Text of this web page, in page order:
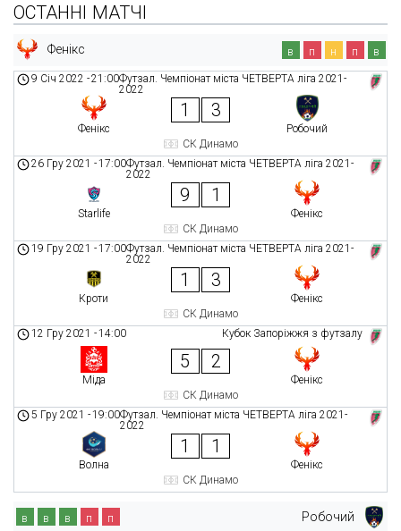
ОСТАННІ МАТЧІ
Фенікс в п н п в
Футзал. Чемпіонат міста ЧЕТВЕРТА ліга 2021-
2022
9 Січ 2022 -21:00
Фенікс
1 3
Робочий
СК Динамо
Футзал. Чемпіонат міста ЧЕТВЕРТА ліга 2021-
2022
26 Гру 2021 -17:00
Starlife
9 1
Фенікс
СК Динамо
Футзал. Чемпіонат міста ЧЕТВЕРТА ліга 2021-
2022
19 Гру 2021 -17:00
Кроти
1 3
Фенікс
СК Динамо
Кубок Запоріжжя з футзалу
12 Гру 2021 -14:00
Міда
5 2
Фенікс
СК Динамо
Футзал. Чемпіонат міста ЧЕТВЕРТА ліга 2021-
2022
5 Гру 2021 -19:00
Волна
1 1
Фенікс
СК Динамо
Робочий
в в в п п